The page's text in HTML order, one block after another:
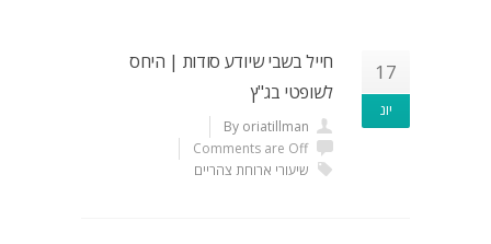
17
יונ
חייל בשבי שיודע סודות | היחס
לשופטי בג"ץ
By oriatillman
Comments are Off
שיעורי ארוחת צהריים